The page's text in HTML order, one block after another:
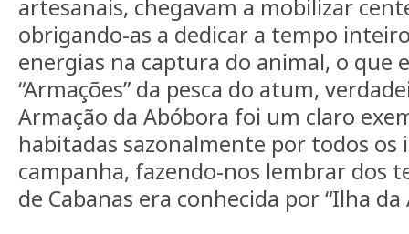
artesanais, chegavam a mobilizar
obrigando-as a dedicar a tempo
energias na captura do animal, o que
“Armações” da pesca do atum,
Armação da Abóbora foi um claro
habitadas sazonalmente por todos
campanha, fazendo-nos lembrar dos
de Cabanas era conhecida por “Ilha da